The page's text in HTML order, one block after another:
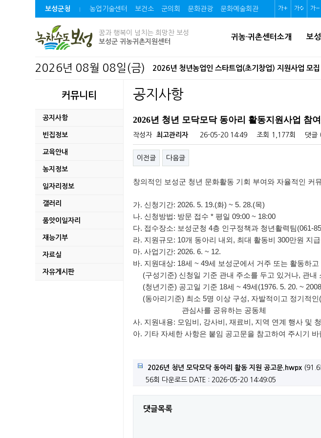
보성군청 농업기술센터 보건소 군의회 문화관광 문화예술회관 글
글
화
글
꿈과 행복이 넘치는 희망찬 보성
보성군 귀농귀촌지원센터
귀농·귀촌센터소개 보
2026년 08월 08일(금) 2026년 청년농업인 스타트업(초기창업) 지원사업 모
2026년 조림지 풀베기사업 감리용역(2차)
보성차밭 데크로드 경관조명 설치공사 공고
자치법규 공포(발령)
2026년 명량대첩 조선수군재건로 프로그램 운영 지원
파크골프 이용 전 꼭 확인하세요!
보성 군관리계획(용도지역, 체육시설) 결정(변경) 지형
벌교읍 장양지구 취약지역생활여건 개조사업 기본계획
2026년 보성 청년 네트워크 조성사업 모집 공고
미력 석호마을만들기사업 시행계획 승인 고시
2026년 중동사태 어업용 면세유 유가연동보조금 지원
2026년「AI 디지털배움터」 교육 신청 안내
지적기준점 성과 및 폐기 고시
커뮤니티
공지사항
빈집정보
교육안내
농지정보
일자리정보
갤러리
품앗이일자리
재능기부
자료실
자유게시판
공지사항
2026년 청년 모닥모닥 동아리 활동지원사업 참
작성자 최고관리자 26-05-20 14:49 조회 1,177회 댓글
이전글 다음글
창의적인 보성군 청년 문화활동 기회 부여와 자율적인 커
가. 신청기간: 2026. 5. 19.(화) ~ 5. 28.(목)
나. 신청방법: 방문 접수 * 평일 09:00 ~ 18:00
다. 접수장소: 보성군청 4층 인구정책과 청년활력팀(061-
라. 지원규모: 10개 동아리 내외, 최대 활동비 300만원 지급
마. 사업기간: 2026. 6. ~ 12.
바. 지원대상: 18세 ~ 49세 보성군에서 거주 또는 활동하
(구성기준) 신청일 기준 관내 주소를 두고 있거나, 관내
(청년기준) 공고일 기준 18세 ~ 49세(1976. 5. 20. ~
(동아리기준) 최소 5명 이상 구성, 자발적이고 정기적인
관심사를 공유하는 공동체
사. 지원내용: 모임비, 강사비, 재료비, 지역 연계 행사 및
아. 기타 자세한 사항은 붙임 공고문을 참고하여 주시기 바
2026년 청년 모닥모닥 동아리 활동 지원 공고문.hwpx
56회 다운로드
DATE : 2026-05-20 14:49:05
댓글목록